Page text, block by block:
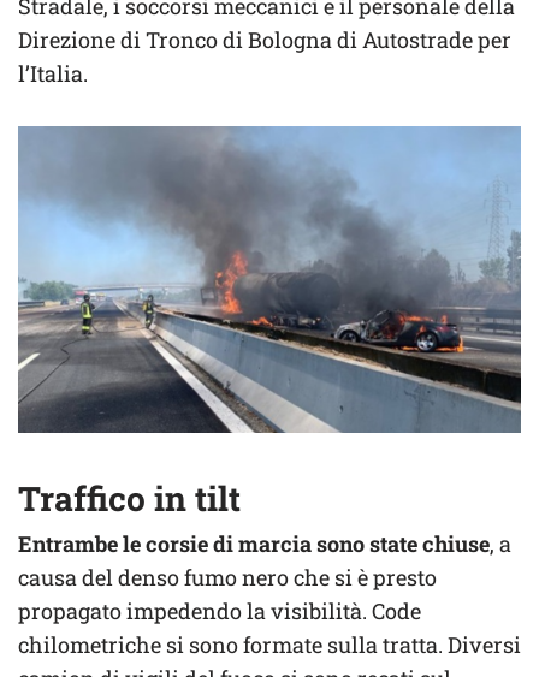
Stradale, i soccorsi meccanici e il personale della
Direzione di Tronco di Bologna di Autostrade per
l’Italia.
Traffico in tilt
Entrambe le corsie di marcia sono state chiuse, a
causa del denso fumo nero che si è presto
propagato impedendo la visibilità. Code
chilometriche si sono formate sulla tratta. Diversi